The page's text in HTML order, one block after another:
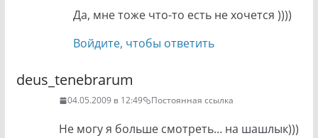
Да, мне тоже что-то есть не хочется ))))
Войдите, чтобы ответить
deus_tenebrarum
04.05.2009 в 12:49 Постоянная ссылка
Не могу я больше смотреть… на шашлык)))